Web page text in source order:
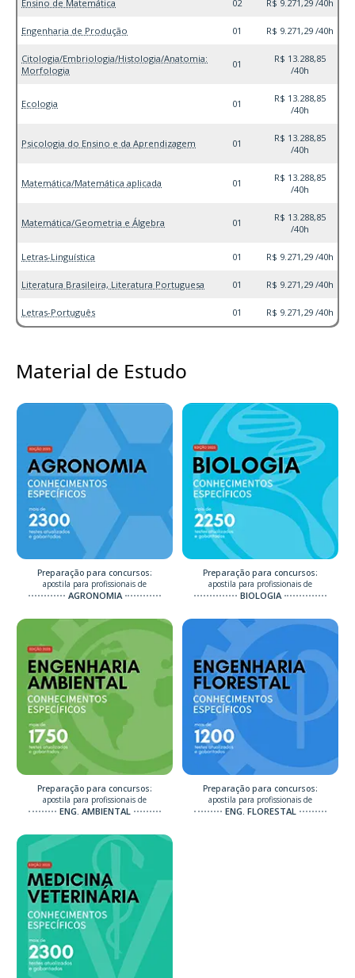
Ensino de Matemática 02 R$ 9.271,29 /40h
Engenharia de Produção 01 R$ 9.271,29 /40h
Citologia/Embriologia/Histologia/Anatomia:
Morfologia
01
R$ 13.288,85
/40h
Ecologia 01
R$ 13.288,85
/40h
Psicologia do Ensino e da Aprendizagem 01
R$ 13.288,85
/40h
Matemática/Matemática aplicada 01
R$ 13.288,85
/40h
Matemática/Geometria e Álgebra 01
R$ 13.288,85
/40h
Letras-Linguística 01 R$ 9.271,29 /40h
Literatura Brasileira, Literatura Portuguesa 01 R$ 9.271,29 /40h
Letras-Português 01 R$ 9.271,29 /40h
Material de Estudo
Preparação para concursos:
apostila para profissionais de
AGRONOMIA
Preparação para concursos:
apostila para profissionais de
BIOLOGIA
Preparação para concursos:
apostila para profissionais de
ENG. AMBIENTAL
Preparação para concursos:
apostila para profissionais de
ENG. FLORESTAL